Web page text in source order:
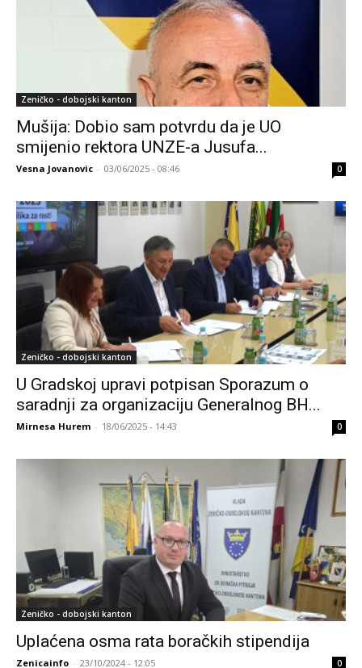
Zeničko - dobojski kanton
Mušija: Dobio sam potvrdu da je UO
smijenio rektora UNZE-a Jusufa...
Vesna Jovanovic - 03/06/2025 - 08:46 0
Zeničko - dobojski kanton
U Gradskoj upravi potpisan Sporazum o
saradnji za organizaciju Generalnog BH...
Mirnesa Hurem - 18/06/2025 - 14:43 0
Zeničko - dobojski kanton
Uplaćena osma rata boračkih stipendija
Zenicainfo - 23/10/2024 - 12:05 0